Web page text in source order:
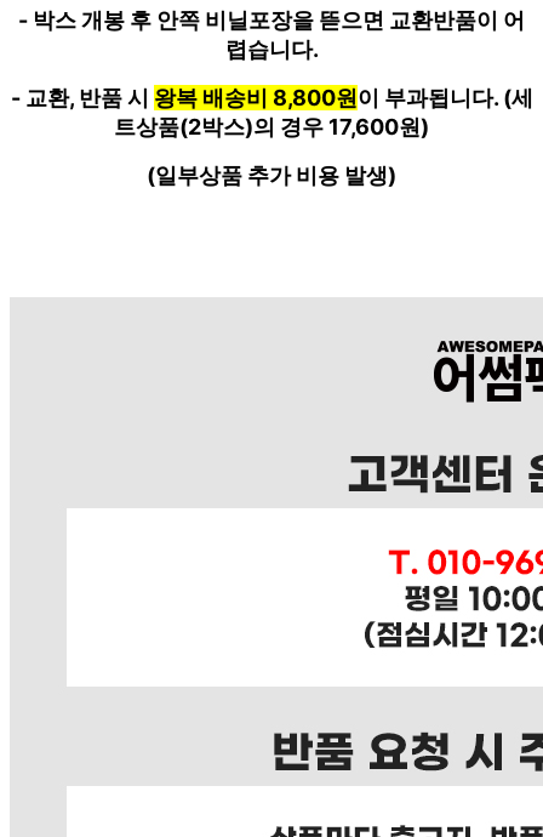
- 박스 개봉 후 안쪽 비닐포장을 뜯으면 교환반품이 어
렵습니다.
- 교환, 반품 시 왕복 배송비 8,800원이 부과됩니다. (세
트상품(2박스)의 경우 17,600원)
(일부상품 추가 비용 발생)